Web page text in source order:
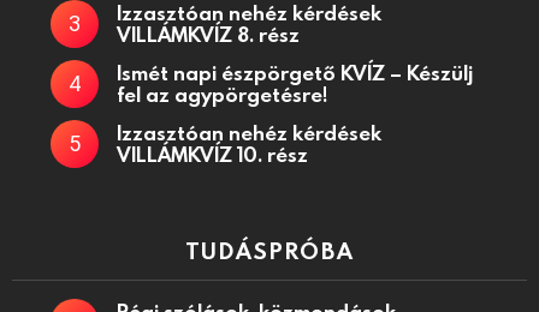
Izzasztóan nehéz kérdések
VILLÁMKVÍZ 8. rész
Ismét napi észpörgető KVÍZ – Készülj
fel az agypörgetésre!
Izzasztóan nehéz kérdések
VILLÁMKVÍZ 10. rész
TUDÁSPRÓBA